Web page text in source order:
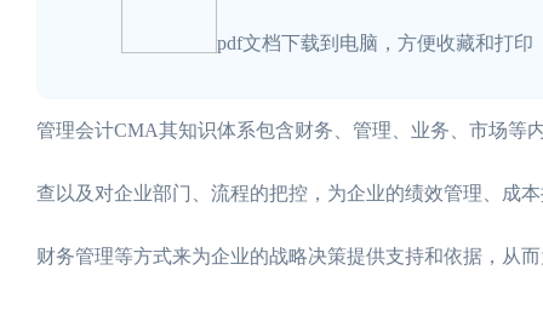
pdf文档下载到电脑，方便收藏和打印
管理会计CMA其知识体系包含财务、管理、业务、市场等
查以及对企业部门、流程的把控，为企业的绩效管理、成
财务管理等方式来为企业的战略决策提供支持和依据，从